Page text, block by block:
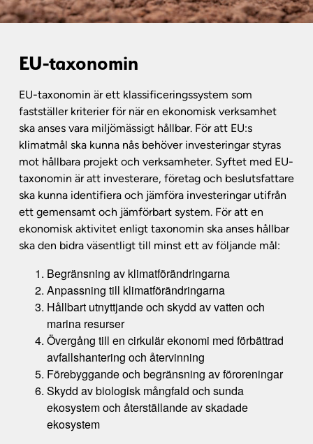
EU-taxonomin
EU-taxonomin är ett klassificeringssystem som
fastställer kriterier för när en ekonomisk verksamhet
ska anses vara miljömässigt hållbar. För att EU:s
klimatmål ska kunna nås behöver investeringar styras
mot hållbara projekt och verksamheter. Syftet med EU-
taxonomin är att investerare, företag och beslutsfattare
ska kunna identifiera och jämföra investeringar utifrån
ett gemensamt och jämförbart system. För att en
ekonomisk aktivitet enligt taxonomin ska anses hållbar
ska den bidra väsentligt till minst ett av följande mål:
Begränsning av klimatförändringarna
Anpassning till klimatförändringarna
Hållbart utnyttjande och skydd av vatten och
marina resurser
Övergång till en cirkulär ekonomi med förbättrad
avfallshantering och återvinning
Förebyggande och begränsning av föroreningar
Skydd av biologisk mångfald och sunda
ekosystem och återställande av skadade
ekosystem